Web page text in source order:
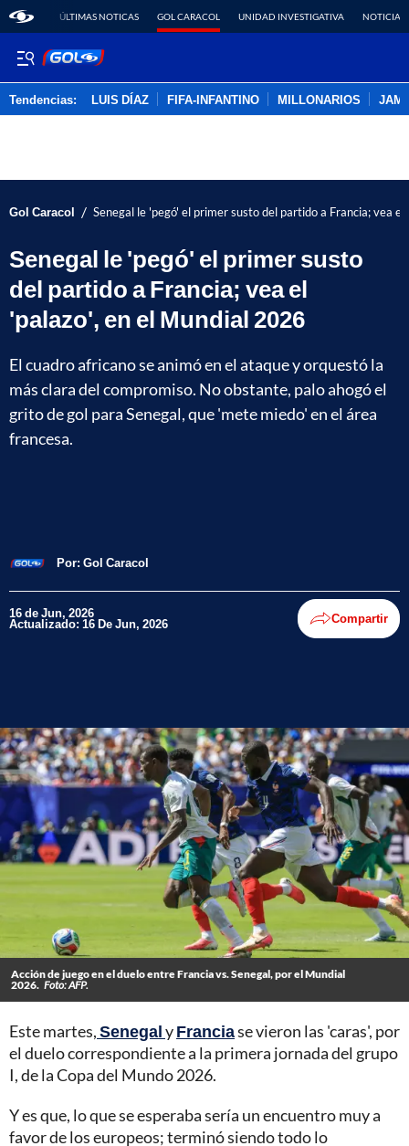
ÚLTIMAS NOTICAS GOL CARACOL UNIDAD INVESTIGATIVA NOTICIAS
Tendencias: LUIS DÍAZ FIFA-INFANTINO MILLONARIOS
Gol Caracol / Senegal le 'pegó' el primer susto del partido a Francia; vea
Senegal le 'pegó' el primer susto
del partido a Francia; vea el
'palazo', en el Mundial 2026
El cuadro africano se animó en el ataque y orquestó la
más clara del compromiso. No obstante, palo ahogó el
grito de gol para Senegal, que 'mete miedo' en el área
francesa.
Por: Gol Caracol
16 de Jun, 2026
Actualizado: 16 De Jun, 2026 Compartir
Acción de juego en el duelo entre Francia vs. Senegal, por el Mundial
2026. Foto: AFP.
Este martes,SenegalyFranciase vieron las 'caras', por
el duelo correspondiente a la primera jornada del grupo
I, de la Copa del Mundo 2026.
Y es que, lo que se esperaba sería un encuentro muy a
favor de los europeos; terminó siendo todo lo